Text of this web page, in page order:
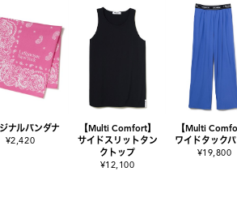
ナルバンダナ
¥2,420
【Multi Comfort】
サイドスリットタン
クトップ
¥12,100
【Multi
ワイドタック
¥19,800